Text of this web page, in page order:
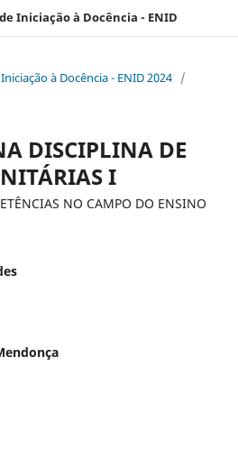
Iniciação à Docência - ENID
à Docência - ENID 2024 /
DISCIPLINA DE
I
NO CAMPO DO ENSINO